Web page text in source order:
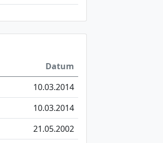
Datum
10.03.2014
10.03.2014
21.05.2002